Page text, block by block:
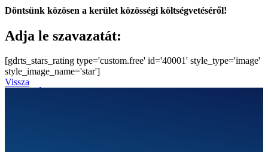
Döntsünk közösen a kerület közösségi költségvetéséről!
Adja le szavazatát:
[gdrts_stars_rating type='custom.free' id='40001' style_type='image'
style_image_name='star']
Vissza